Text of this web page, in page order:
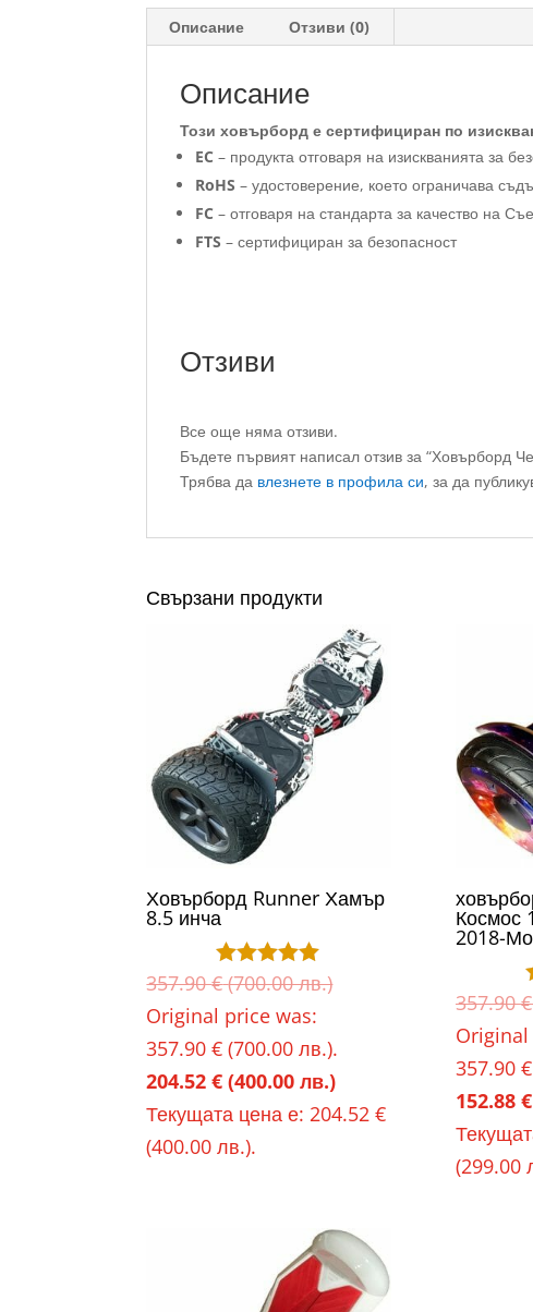
Описание Отзиви (0)
Описание
Този ховърборд е сертифициран по
EC – продукта отговаря на изискванията за
RoHS – удостоверение, което ограничава
FC – отговаря на стандарта за качество на
FTS – сертифициран за безопасност
Отзиви
Все още няма отзиви.
Бъдете първият написал отзив за “Ховърборд
Трябва да влезнете в профила си, за да
Свързани продукти
Ховърборд Runner Хамър
8.5 инча
Оценено с
5.00
от 5
357.90€ (700.00 лв.)
Original price was:
357.90 € (700.00 лв.).
204.52€ (400.00 лв.)
Текущата цена е: 204.52 €
(400.00 лв.).
Космос
2018-
357.90€
357.90
152.88 €
(299.00